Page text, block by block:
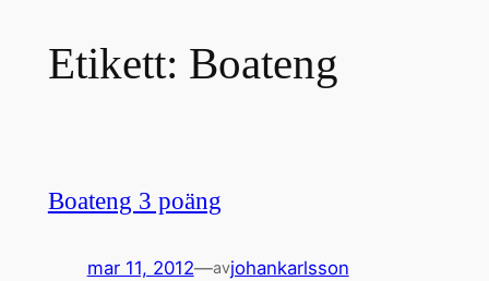
Etikett: Boateng
Boateng 3 poäng
mar 11, 2012—avjohankarlsson